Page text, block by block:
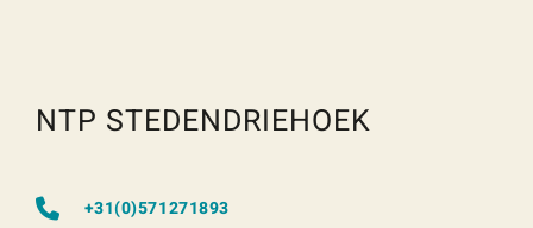
NTP STEDENDRIEHOEK
+31(0)571271893